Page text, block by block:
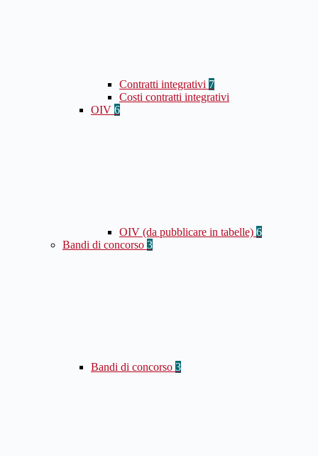
Contratti integrativi 7
Costi contratti integrativi
OIV 6
OIV (da pubblicare in tabelle) 6
Bandi di concorso 3
Bandi di concorso 3